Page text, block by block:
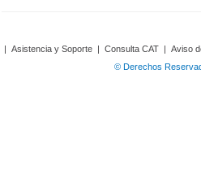
| Asistencia y Soporte | Consulta CAT | Aviso
© Derechos